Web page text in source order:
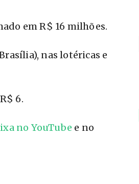
em R$ 16 milhões.
nas lotéricas e
6.
no YouTube e no